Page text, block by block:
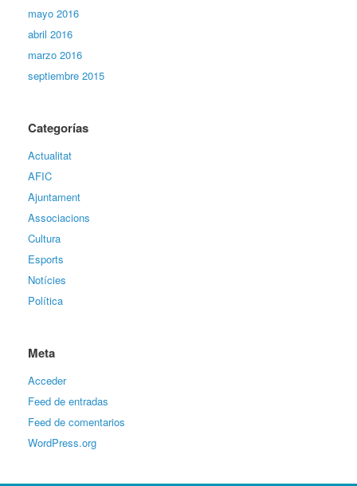
mayo 2016
abril 2016
marzo 2016
septiembre 2015
Categorías
Actualitat
AFIC
Ajuntament
Associacions
Cultura
Esports
Notícies
Política
Meta
Acceder
Feed de entradas
Feed de comentarios
WordPress.org